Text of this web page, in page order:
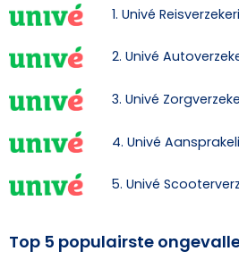
1. Univé
2. Univé
3. Univé
4. Univé
5. Univé
Top 5 populairste